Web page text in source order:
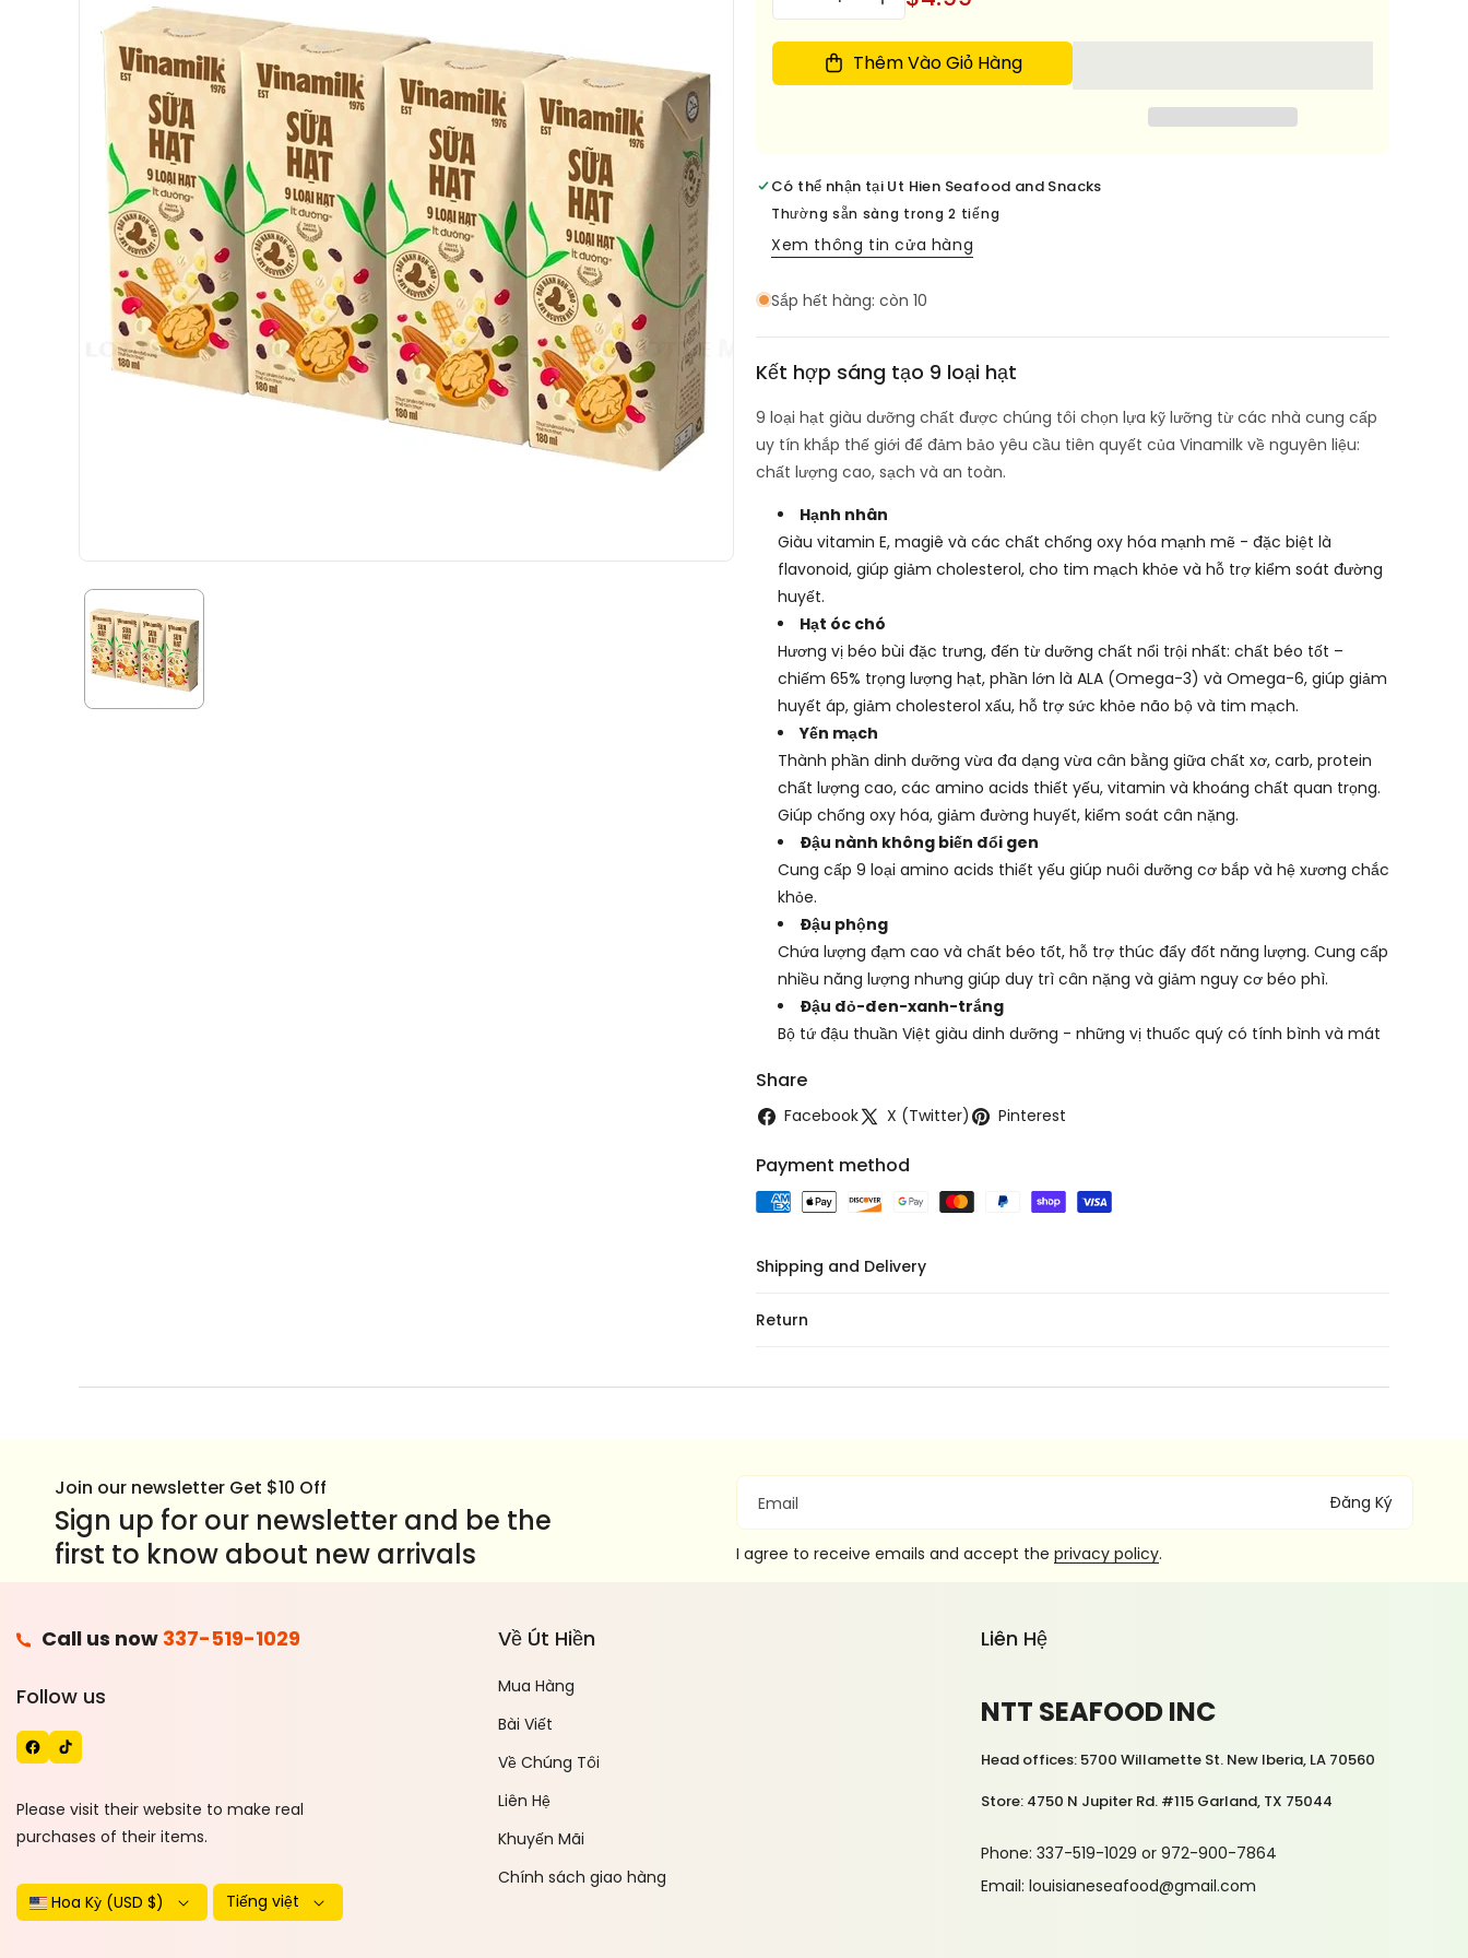
Giảm
lượng
Nut-
Milk-
180ml-
4-
Tăng
lượng
cho
Nut-
Milk-
180ml-
4-
Thêm Vào Giỏ Hàng
Có thể nhận tại Ut Hien Seafood and Snacks
Thường sẵn sàng trong 2 tiếng
Xem thông tin cửa hàng
Sắp hết hàng: còn 10
Kết hợp sáng tạo 9 loại hạt
9 loại hạt giàu dưỡng chất được chúng tôi chọn lựa kỹ lưỡng từ các nhà cung cấp
uy tín khắp thế giới để đảm bảo yêu cầu tiên quyết của Vinamilk về nguyên liệu:
chất lượng cao, sạch và an toàn.
Hạnh nhân
Giàu vitamin E, magiê và các chất chống oxy hóa mạnh mẽ - đặc biệt là
flavonoid, giúp giảm cholesterol, cho tim mạch khỏe và hỗ trợ kiểm soát đường
huyết.
Hạt óc chó
Hương vị béo bùi đặc trưng, đến từ dưỡng chất nổi trội nhất: chất béo tốt –
chiếm 65% trọng lượng hạt, phần lớn là ALA (Omega-3) và Omega-6, giúp giảm
huyết áp, giảm cholesterol xấu, hỗ trợ sức khỏe não bộ và tim mạch.
Yến mạch
Thành phần dinh dưỡng vừa đa dạng vừa cân bằng giữa chất xơ, carb, protein
chất lượng cao, các amino acids thiết yếu, vitamin và khoáng chất quan trọng.
Giúp chống oxy hóa, giảm đường huyết, kiểm soát cân nặng.
Đậu nành không biến đổi gen
Cung cấp 9 loại amino acids thiết yếu giúp nuôi dưỡng cơ bắp và hệ xương chắc
khỏe.
Đậu phộng
Chứa lượng đạm cao và chất béo tốt, hỗ trợ thúc đẩy đốt năng lượng. Cung cấp
nhiều năng lượng nhưng giúp duy trì cân nặng và giảm nguy cơ béo phì.
Đậu đỏ-đen-xanh-trắng
Bộ tứ đậu thuần Việt giàu dinh dưỡng - những vị thuốc quý có tính bình và mát
Share
Facebook X (Twitter) Pinterest
Payment method
Shipping and Delivery
Return
Join our newsletter Get $10 Off
Sign up for our newsletter and be the
first to know about new arrivals
Email Đăng Ký
I agree to receive emails and accept the privacy policy.
Call us now 337-519-1029
Follow us
C
E
B
I
K
T
Please visit their website to make real
purchases of their items.
Hoa Kỳ (USD $) Tiếng việt
Về Út Hiền
Mua Hàng
Bài Viết
Về Chúng Tôi
Liên Hệ
Khuyến Mãi
Chính sách giao hàng
Liên Hệ
NTT SEAFOOD INC
Head offices: 5700 Willamette St. New Iberia, LA 70560
Store: 4750 N Jupiter Rd. #115 Garland, TX 75044
Phone: 337-519-1029 or 972-900-7864
Email: louisianeseafood@gmail.com